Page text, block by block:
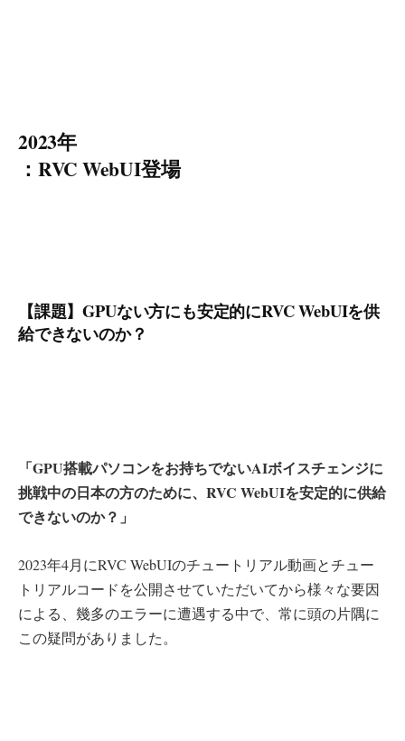
2023年
：RVC WebUI登場
【課題】GPUない方にも安定的にRVC WebUIを供
給できないのか？
「GPU搭載パソコンをお持ちでないAIボイスチェンジに
挑戦中の日本の方のために、RVC WebUIを安定的に供給
できないのか？」
2023年4月にRVC WebUIのチュートリアル動画とチュー
トリアルコードを公開させていただいてから様々な要因
による、幾多のエラーに遭遇する中で、常に頭の片隅に
この疑問がありました。